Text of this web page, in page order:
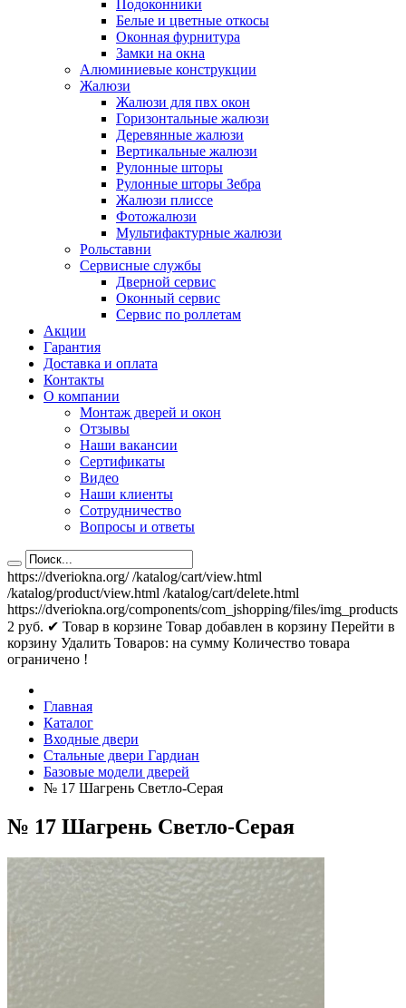
Подоконники
Белые и цветные откосы
Оконная фурнитура
Замки на окна
Алюминиевые конструкции
Жалюзи
Жалюзи для пвх окон
Горизонтальные жалюзи
Деревянные жалюзи
Вертикальные жалюзи
Рулонные шторы
Рулонные шторы Зебра
Жалюзи плиссе
Фотожалюзи
Мультифактурные жалюзи
Рольставни
Сервисные службы
Дверной сервис
Оконный сервис
Сервис по роллетам
Акции
Гарантия
Доставка и оплата
Контакты
О компании
Монтаж дверей и окон
Отзывы
Наши вакансии
Сертификаты
Видео
Наши клиенты
Сотрудничество
Вопросы и ответы
https://dveriokna.org/ /katalog/cart/view.html
/katalog/product/view.html /katalog/cart/delete.html
https://dveriokna.org/components/com_jshopping/files/img_products
2 руб. ✔ Товар в корзине Товар добавлен в корзину Перейти в
корзину Удалить Товаров: на сумму Количество товара
ограничено !
Главная
Каталог
Входные двери
Стальные двери Гардиан
Базовые модели дверей
№ 17 Шагрень Светло-Серая
№ 17 Шагрень Светло-Серая